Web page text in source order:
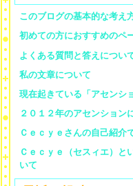
このブログの基本的な考え
初めての方におすすめのペ
よくある質問と答えについ
私の文章について
現在起きている「アセンシ
２０１２年のアセンション
Ｃｅｃｙｅさんの自己紹介
Ｃｅｃｙｅ（セスィエ）と
いて